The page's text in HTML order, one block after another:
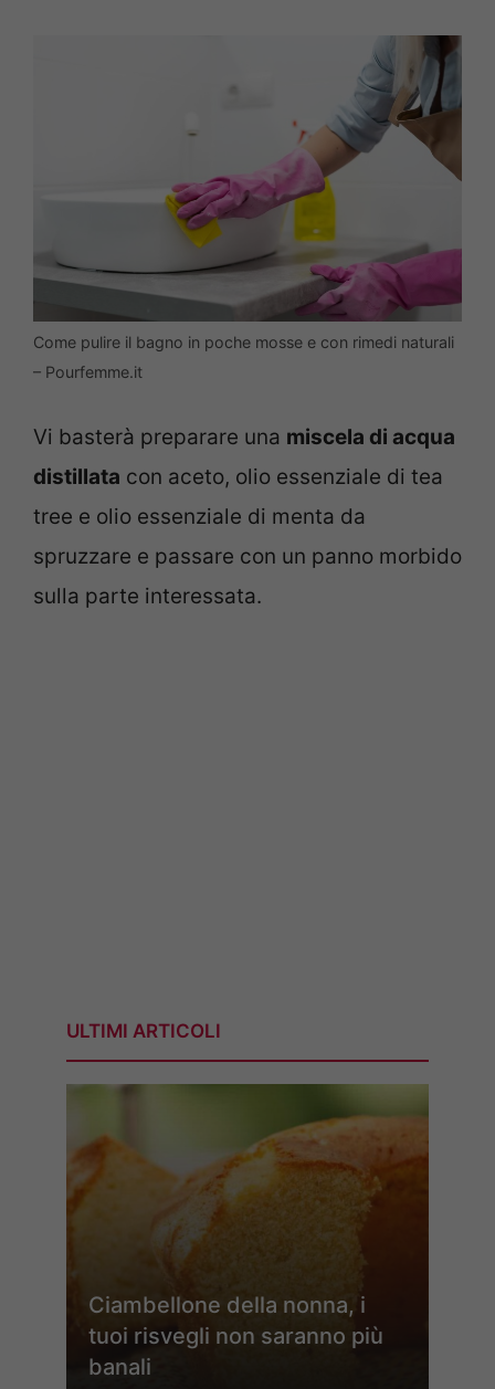
Come pulire il bagno in poche mosse e con rimedi naturali
– Pourfemme.it
Vi basterà preparare una miscela di acqua
distillata con aceto, olio essenziale di tea
tree e olio essenziale di menta da
spruzzare e passare con un panno morbido
sulla parte interessata.
ULTIMI ARTICOLI
Ciambellone della nonna, i
tuoi risvegli non saranno più
banali